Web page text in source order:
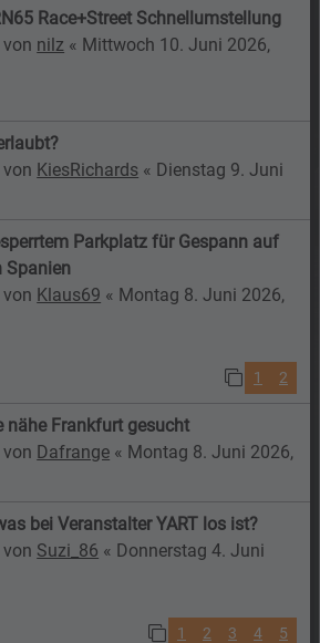
Race+Street Schnellumstellung
nilz « Mittwoch 10. Juni 2026,
KiesRichards « Dienstag 9. Juni
Parkplatz für Gespann auf
Spanien
Klaus69 « Montag 8. Juni 2026,
1 2
nähe Frankfurt gesucht
Dafrange « Montag 8. Juni 2026,
bei Veranstalter YART los ist?
Suzi_86 « Donnerstag 4. Juni
1 2 3 4 5